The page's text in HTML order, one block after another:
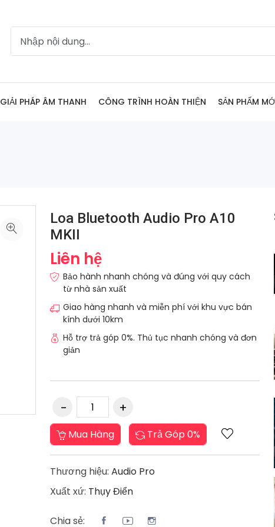
GIẢI PHÁP ÂM THANH CÔNG TRÌNH HOÀN THIỆN SẢN PHẨM
Loa Bluetooth Audio Pro A10
MKII
Liên hệ
Bảo hành nhanh chóng và đúng với quy cách
từ nhà sản xuất
Giao hàng nhanh và miễn phí với khu vực bán
kính dưới 10km
Hỗ trợ trả góp 0%. Thủ tục nhanh chóng và đơn
giản
Mua Hàng Trả Góp 0%
Thương hiệu: Audio Pro
Xuẩt xứ: Thụy Điển
Chia sẻ: